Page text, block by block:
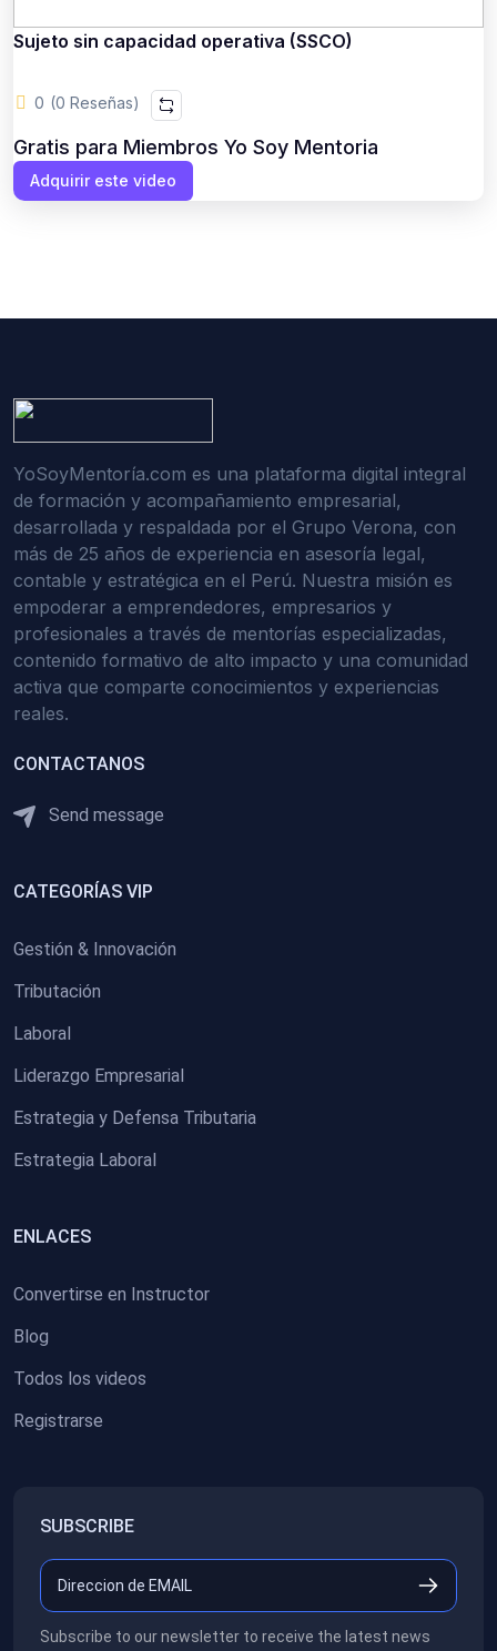
Sujeto sin capacidad operativa (SSCO)
0 (0 Reseñas)
Gratis para Miembros Yo Soy Mentoria
Adquirir este video
YoSoyMentoría.com es una plataforma digital integral
de formación y acompañamiento empresarial,
desarrollada y respaldada por el Grupo Verona, con
más de 25 años de experiencia en asesoría legal,
contable y estratégica en el Perú. Nuestra misión es
empoderar a emprendedores, empresarios y
profesionales a través de mentorías especializadas,
contenido formativo de alto impacto y una comunidad
activa que comparte conocimientos y experiencias
reales.
CONTACTANOS
Send message
CATEGORÍAS VIP
Gestión & Innovación
Tributación
Laboral
Liderazgo Empresarial
Estrategia y Defensa Tributaria
Estrategia Laboral
ENLACES
Convertirse en Instructor
Blog
Todos los videos
Registrarse
SUBSCRIBE
Subscribe to our newsletter to receive the latest news